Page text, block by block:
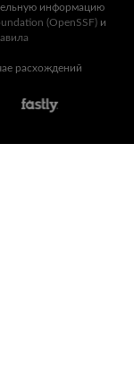
информацию
(OpenSSF) и
расхождений